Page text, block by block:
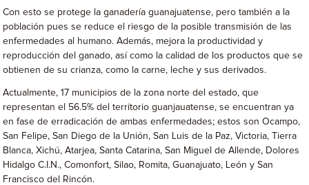
Con esto se protege la ganadería guanajuatense, pero también a la
población pues se reduce el riesgo de la posible transmisión de las
enfermedades al humano. Además, mejora la productividad y
reproducción del ganado, así como la calidad de los productos que se
obtienen de su crianza, como la carne, leche y sus derivados.
Actualmente, 17 municipios de la zona norte del estado, que
representan el 56.5% del territorio guanjauatense, se encuentran ya
en fase de erradicación de ambas enfermedades; estos son Ocampo,
San Felipe, San Diego de la Unión, San Luis de la Paz, Victoria, Tierra
Blanca, Xichú, Atarjea, Santa Catarina, San Miguel de Allende, Dolores
Hidalgo C.I.N., Comonfort, Silao, Romita, Guanajuato, León y San
Francisco del Rincón.